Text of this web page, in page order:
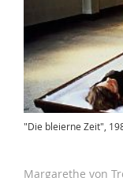
"Die bleierne Zeit",
Margarethe von